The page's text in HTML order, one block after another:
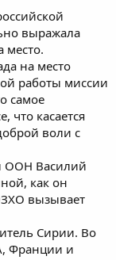
выражала
место.
на место
работы миссии
самое
что касается
воли с
ООН Василий
как он
вызывает
Сирии. Во
Франции и